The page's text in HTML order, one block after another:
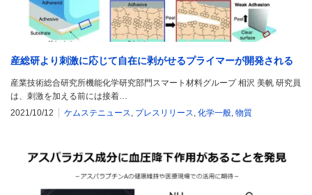
産総研より刺激に応じて自在に剥がせるプライマーが開発される
産業技術総合研究所機能化学研究部門スマート材料グループ 相沢 美帆 研究員
は、刺激を加える前には接着…
2021/10/12
ケムステニュース, プレスリリース, 化学一般, 物質